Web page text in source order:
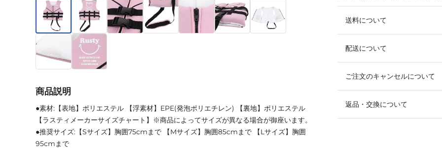
送料について
配送について
ご注文のキャンセルについて
返品・交換について
商品説明
●素材:【表地】ポリエステル 【浮素材】EPE(発泡ポリエチレン) 【裏地】ポリエステル
【ラスティメーカーサイズチャート】※商品によってサイズが異なる場合が御座います。
●推奨サイズ:【Sサイズ】胸囲75cmまで 【Mサイズ】胸囲85cmまで 【Lサイズ】胸囲
95cmまで